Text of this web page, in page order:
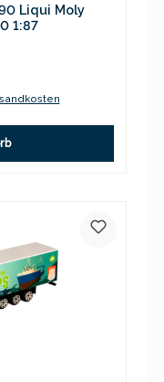
Liqui Moly
1:87